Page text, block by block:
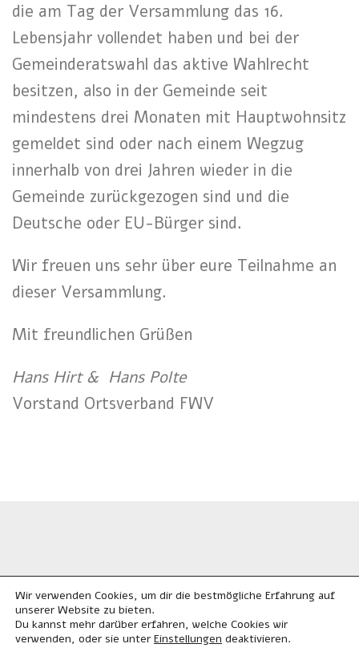
die am Tag der Versammlung das 16.
Lebensjahr vollendet haben und bei der
Gemeinderatswahl das aktive Wahlrecht
besitzen, also in der Gemeinde seit
mindestens drei Monaten mit Hauptwohnsitz
gemeldet sind oder nach einem Wegzug
innerhalb von drei Jahren wieder in die
Gemeinde zurückgezogen sind und die
Deutsche oder EU-Bürger sind.
Wir freuen uns sehr über eure Teilnahme an
dieser Versammlung.
Mit freundlichen Grüßen
Hans Hirt & Hans Polte
Vorstand Ortsverband FWV
Alle Rechte vorbehalten. © 2023
Wir verwenden Cookies, um dir die bestmögliche Erfahrung auf
unserer Website zu bieten.
Du kannst mehr darüber erfahren, welche Cookies wir
verwenden, oder sie unter Einstellungen deaktivieren.